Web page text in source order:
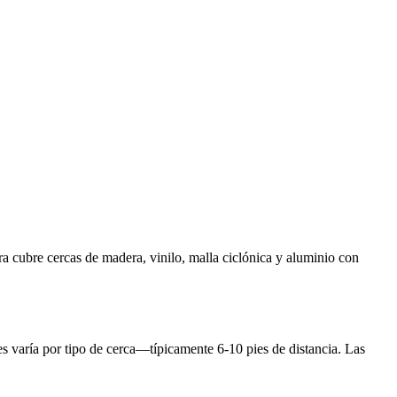
cubre cercas de madera, vinilo, malla ciclónica y aluminio con
varía por tipo de cerca—típicamente 6-10 pies de distancia. Las